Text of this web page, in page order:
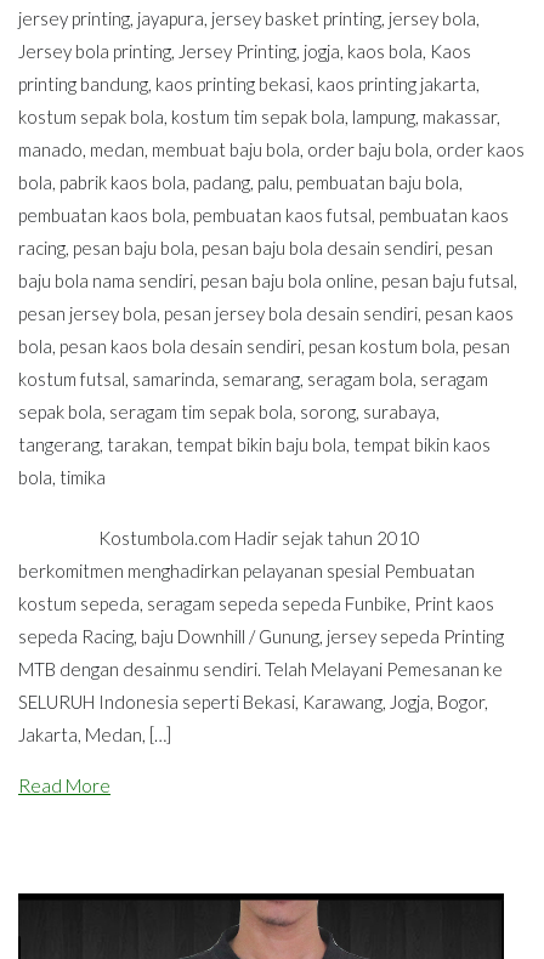
jersey printing, jayapura, jersey basket printing, jersey bola,
Jersey bola printing, Jersey Printing, jogja, kaos bola, Kaos
printing bandung, kaos printing bekasi, kaos printing jakarta,
kostum sepak bola, kostum tim sepak bola, lampung, makassar,
manado, medan, membuat baju bola, order baju bola, order kaos
bola, pabrik kaos bola, padang, palu, pembuatan baju bola,
pembuatan kaos bola, pembuatan kaos futsal, pembuatan kaos
racing, pesan baju bola, pesan baju bola desain sendiri, pesan
baju bola nama sendiri, pesan baju bola online, pesan baju futsal,
pesan jersey bola, pesan jersey bola desain sendiri, pesan kaos
bola, pesan kaos bola desain sendiri, pesan kostum bola, pesan
kostum futsal, samarinda, semarang, seragam bola, seragam
sepak bola, seragam tim sepak bola, sorong, surabaya,
tangerang, tarakan, tempat bikin baju bola, tempat bikin kaos
bola, timika
Kostumbola.com Hadir sejak tahun 2010
berkomitmen menghadirkan pelayanan spesial Pembuatan
kostum sepeda, seragam sepeda sepeda Funbike, Print kaos
sepeda Racing, baju Downhill / Gunung, jersey sepeda Printing
MTB dengan desainmu sendiri. Telah Melayani Pemesanan ke
SELURUH Indonesia seperti Bekasi, Karawang, Jogja, Bogor,
Jakarta, Medan, […]
Read More